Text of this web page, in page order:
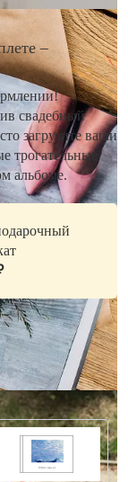
–
свадебный
загрузите ваши
трогательные
альбоме.